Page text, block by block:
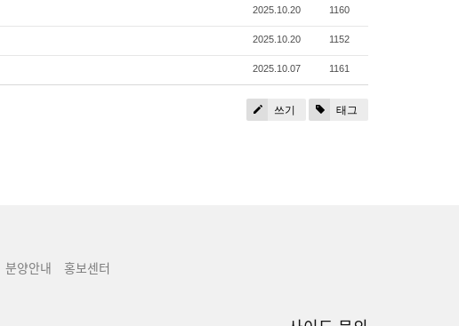
2025.10.20 1160
2025.10.20 1152
2025.10.07 1161
쓰기 태그
분양안내 홍보센터